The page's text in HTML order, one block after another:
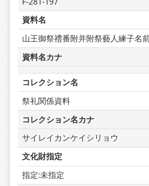
資料名
山王御祭禮番附并附祭藝人練子名
資料名カナ
コレクション名
祭礼関係資料
コレクション名カナ
サイレイカンケイシリョウ
文化財指定
指定:未指定